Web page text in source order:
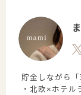
貯金しながら
・北欧×ホテル